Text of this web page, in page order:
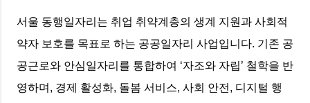
서울 동행일자리는 취업 취약계층의 생계 지원과 사회적
약자 보호를 목표로 하는 공공일자리 사업입니다. 기존 공
공근로와 안심일자리를 통합하여 ‘자조와 자립’ 철학을 반
영하며, 경제 활성화, 돌봄 서비스, 사회 안전, 디지털 행